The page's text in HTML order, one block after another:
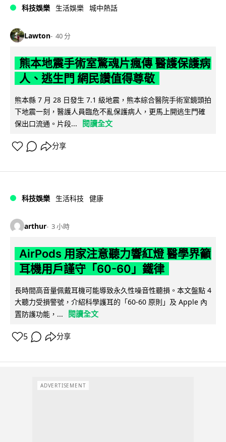
科技娛樂 生活娛樂 城中熱話
Lawton 40 分
熊本地震手術室驚魂片瘋傳 醫護保護病
人、逃生門 網民讚值得尊敬
熊本縣 7 月 28 日發生 7.1 級地震，熊本綜合醫院手術室鏡頭拍
下地震一刻，醫護人員臨危不亂保護病人，更馬上開逃生門確
保出口流通。片段...
閱讀全文
分享
科技娛樂 生活科技 健康
arthur 3 小時
AirPods 用家注意聽力響紅燈 醫學界籲
耳機用戶謹守「60-60」鐵律
長時間高音量佩戴耳機可能導致永久性噪音性聽損。本文盤點 4
大聽力受損警號，介紹科學護耳的「60-60 原則」及 Apple 內
置防護功能，...
閱讀全文
5 分享
ADVERTISEMENT